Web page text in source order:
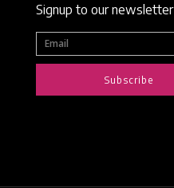
Signup to our newsletter
Subscribe